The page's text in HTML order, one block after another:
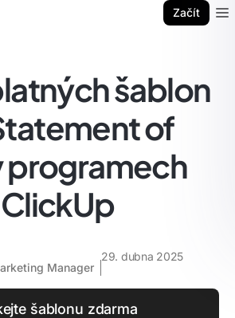
Začít
šablon
of
programech
Manager
29. dubna 2025
šablonu zdarma